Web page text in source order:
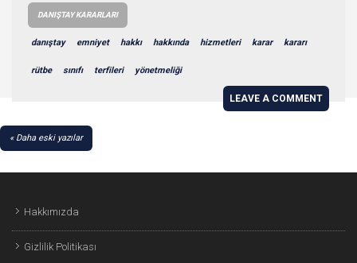
DANIŞTAY KARARLARI
danıştay emniyet hakkı hakkında hizmetleri karar kararı
rütbe sınıfı terfileri yönetmeliği
LEAVE A COMMENT
YAZI
Daha eski yazılar
Hakkımızda
Gizlilik Politikası